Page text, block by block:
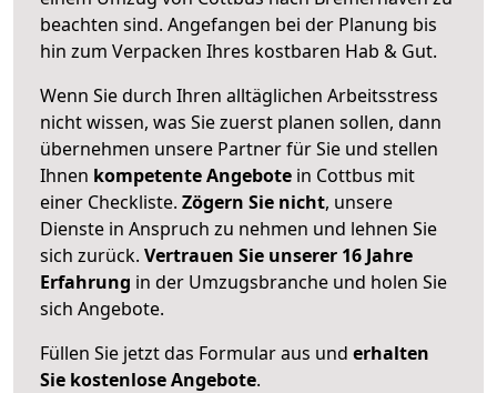
beachten sind. Angefangen bei der Planung bis
hin zum Verpacken Ihres kostbaren Hab & Gut.
Wenn Sie durch Ihren alltäglichen Arbeitsstress
nicht wissen, was Sie zuerst planen sollen, dann
übernehmen unsere Partner für Sie und stellen
Ihnen kompetente Angebote in Cottbus mit
einer Checkliste. Zögern Sie nicht, unsere
Dienste in Anspruch zu nehmen und lehnen Sie
sich zurück. Vertrauen Sie unserer 16 Jahre
Erfahrung in der Umzugsbranche und holen Sie
sich Angebote.
Füllen Sie jetzt das Formular aus und erhalten
Sie kostenlose Angebote.